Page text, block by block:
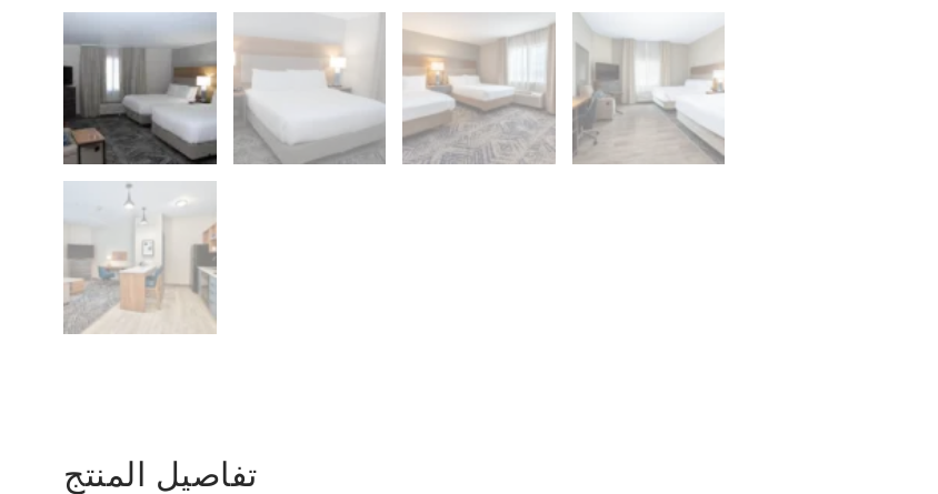
تفاصيل المنتج